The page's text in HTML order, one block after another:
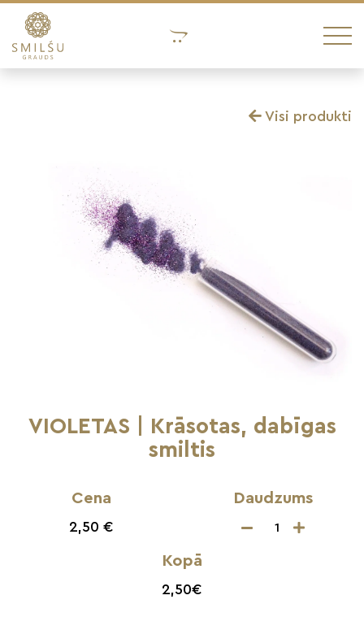
Visi produkti
VIOLETAS | Krāsotas, dabīgas
smiltis
Cena
2,50 €
Daudzums
Kopā
2,50€